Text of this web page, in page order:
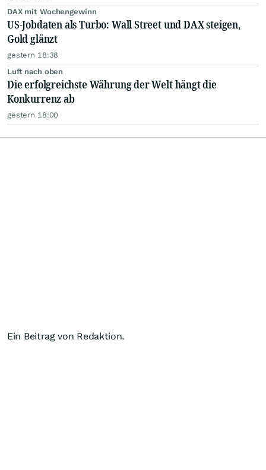
DAX mit Wochengewinn
US-Jobdaten als Turbo: Wall Street und DAX steigen,
Gold glänzt
gestern 18:38
Luft nach oben
Die erfolgreichste Währung der Welt hängt die
Konkurrenz ab
gestern 18:00
Ein Beitrag von Redaktion.